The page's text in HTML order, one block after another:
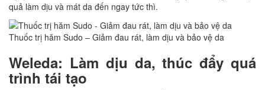
quả làm dịu và mát da đến ngay tức thì.
Thuốc trị hăm Sudo – Giảm đau rát, làm dịu và bảo vệ da
Weleda: Làm dịu da, thúc đẩy quá
trình tái tạo